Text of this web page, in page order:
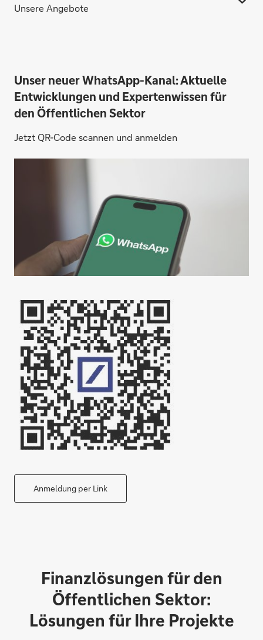
Unsere Angebote
Unser neuer WhatsApp-Kanal: Aktuelle
Entwicklungen und Expertenwissen für
den Öffentlichen Sektor
Jetzt QR-Code scannen und anmelden
Anmeldung per Link
Finanzlösungen für den
Öffentlichen Sektor:
Lösungen für Ihre Projekte